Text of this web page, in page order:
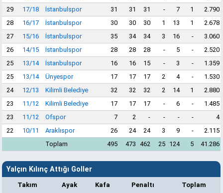
29
17/18 İstanbulspor 31 31 31 - 7 1
2.790
28
16/17 İstanbulspor 30 30 30 1 13 1
2.678
27
15/16 İstanbulspor 35 34 34 3 16 -
3.060
26
14/15 İstanbulspor 28 28 28 - 5 -
2.520
25
13/14 İstanbulspor 16 16 15 - 3 -
1.359
25
13/14 Ünyespor 17 17 17 2 4 -
1.530
24
12/13 Kilimli Belediye 32 32 32 2 14 1
2.880
23
11/12 Kilimli Belediye 17 17 17 - 6 -
1.485
23
11/12 Ofspor 7 2 - - - -
4
22
10/11 Araklıspor 26 24 24 3 9 -
2.115
Toplam
495 473 462 25 124 5 41.286
Yalçın Kılınç Attığı Goller
Takım Ayak Kafa Penaltı Toplam